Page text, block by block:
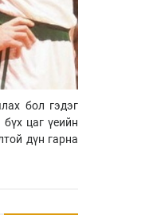
бол гэдэг
цаг үеийн
дүн гарна